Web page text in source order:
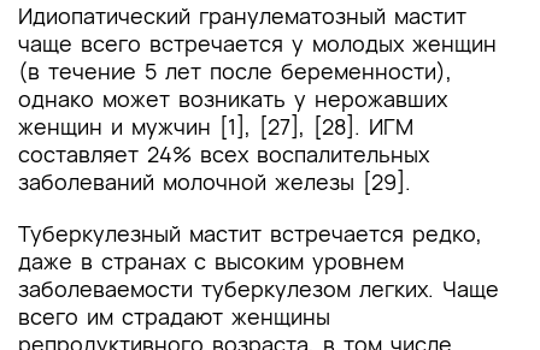
Идиопатический гранулематозный мастит
чаще всего встречается у молодых женщин
(в течение 5 лет после беременности),
однако может возникать у нерожавших
женщин и мужчин [1], [27], [28]. ИГМ
составляет 24% всех воспалительных
заболеваний молочной железы [29].
Туберкулезный мастит встречается редко,
даже в странах с высоким уровнем
заболеваемости туберкулезом легких. Чаще
всего им страдают женщины
репродуктивного возраста, в том числе